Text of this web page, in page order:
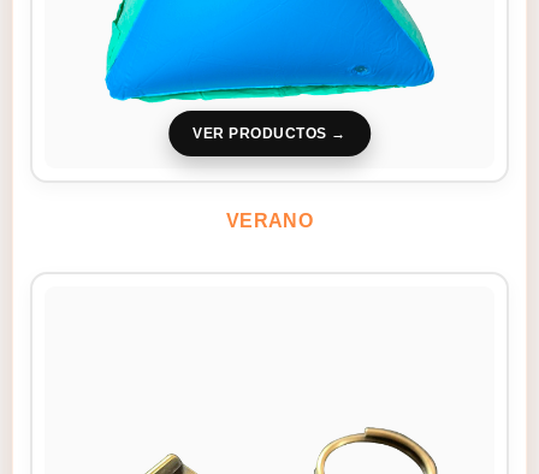
VER PRODUCTOS
VERANO